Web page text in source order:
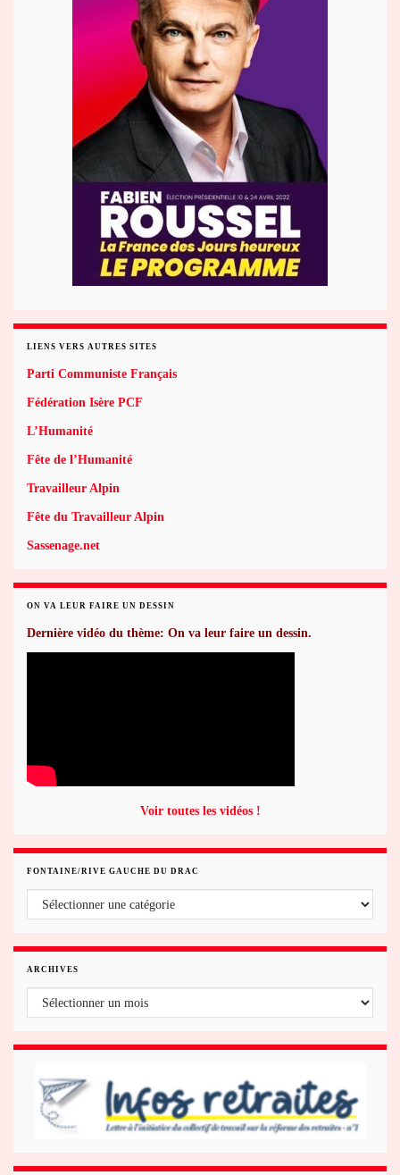
LIENS VERS AUTRES SITES
Parti Communiste Français
Fédération Isère PCF
L’Humanité
Fête de l’Humanité
Travailleur Alpin
Fête du Travailleur Alpin
Sassenage.net
ON VA LEUR FAIRE UN DESSIN
Dernière vidéo du thème: On va leur faire un dessin.
Voir toutes les vidéos !
FONTAINE/RIVE GAUCHE DU DRAC
ARCHIVES